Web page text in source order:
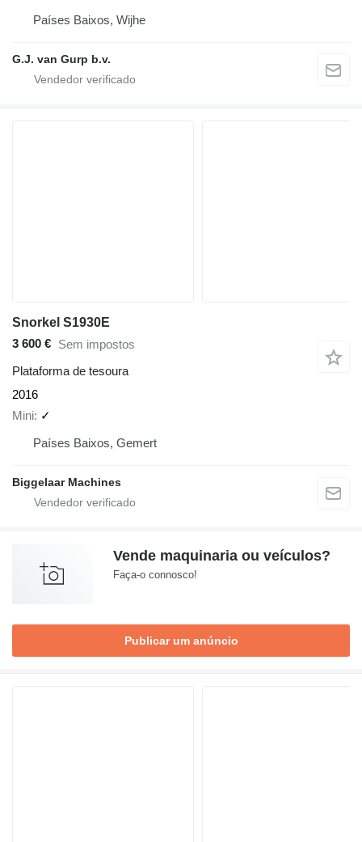
Países Baixos, Wijhe
G.J. van Gurp b.v.
Snorkel S1930E
3 600 € Sem impostos
Plataforma de tesoura
2016
Mini ✓
Países Baixos, Gemert
Biggelaar Machines
Vende maquinaria ou veículos?
Faça-o connosco!
Publicar um anúncio